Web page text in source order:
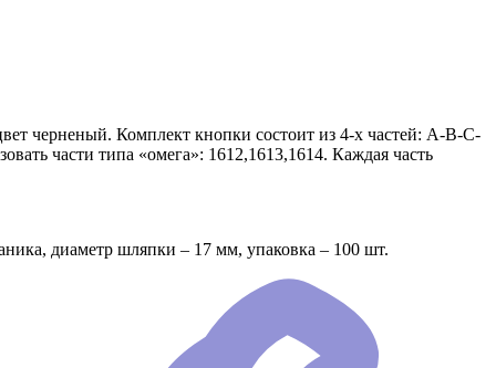
черненый. Комплект кнопки состоит из 4-х частей: А-В-С-
части типа «омега»: 1612,1613,1614. Каждая часть
диаметр шляпки – 17 мм, упаковка – 100 шт.